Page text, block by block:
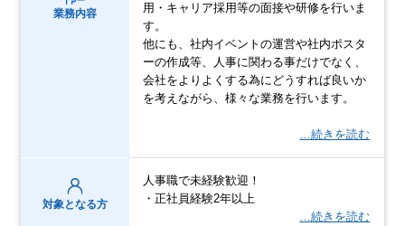
業務内容
用・キャリア採用等の面接や研修を行いま
す。
他にも、社内イベントの運営や社内ポスタ
ーの作成等、人事に関わる事だけでなく、
会社をよりよくする為にどうすれば良いか
を考えながら、様々な業務を行います。
…続きを読む
対象となる方
人事職で未経験歓迎！
・正社員経験2年以上
…続きを読む